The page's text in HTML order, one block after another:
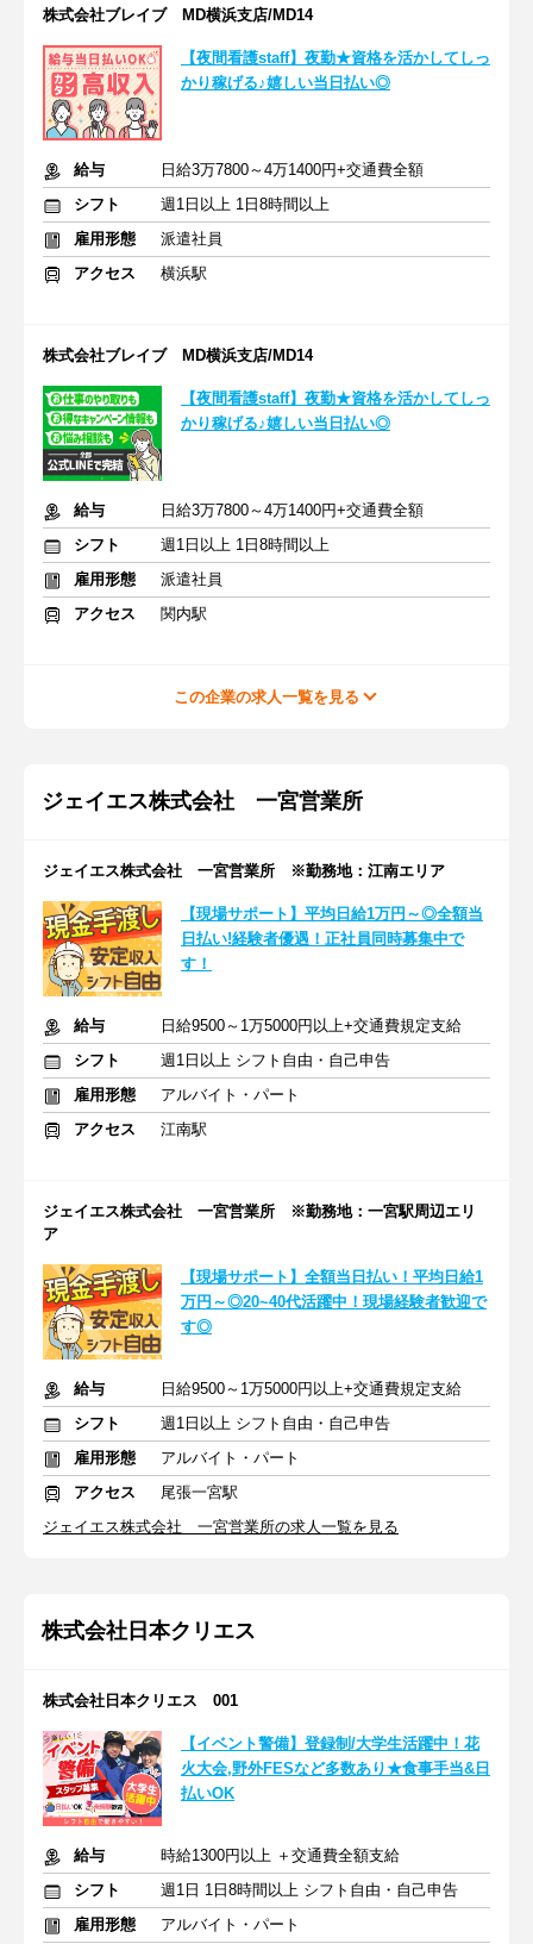
株式会社ブレイブ MD横浜支店/MD14
【夜間看護staff】夜勤★資格を活かしてしっ
かり稼げる♪嬉しい当日払い◎
給与
日給3万7800～4万1400円+交通費全額
シフト
週1日以上 1日8時間以上
雇用形態
派遣社員
アクセス
横浜駅
株式会社ブレイブ MD横浜支店/MD14
【夜間看護staff】夜勤★資格を活かしてしっ
かり稼げる♪嬉しい当日払い◎
給与
日給3万7800～4万1400円+交通費全額
シフト
週1日以上 1日8時間以上
雇用形態
派遣社員
アクセス
関内駅
この企業の求人一覧を見る
ジェイエス株式会社 一宮営業所
ジェイエス株式会社 一宮営業所 ※勤務地：江南エリア
【現場サポート】平均日給1万円～◎全額当
日払い!経験者優遇！正社員同時募集中で
す！
給与
日給9500～1万5000円以上+交通費規定支給
シフト
週1日以上 シフト自由・自己申告
雇用形態
アルバイト・パート
アクセス
江南駅
ジェイエス株式会社 一宮営業所 ※勤務地：一宮駅周辺エリ
ア
【現場サポート】全額当日払い！平均日給1
万円～◎20~40代活躍中！現場経験者歓迎で
す◎
給与
日給9500～1万5000円以上+交通費規定支給
シフト
週1日以上 シフト自由・自己申告
雇用形態
アルバイト・パート
アクセス
尾張一宮駅
ジェイエス株式会社 一宮営業所の求人一覧を見る
株式会社日本クリエス
株式会社日本クリエス 001
【イベント警備】登録制/大学生活躍中！花
火大会,野外FESなど多数あり★食事手当&日
払いOK
給与
時給1300円以上 ＋交通費全額支給
シフト
週1日 1日8時間以上 シフト自由・自己申告
雇用形態
アルバイト・パート